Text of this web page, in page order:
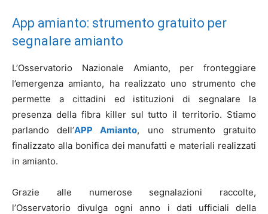
App amianto: strumento gratuito per
segnalare amianto
L’Osservatorio Nazionale Amianto, per fronteggiare
l’emergenza amianto, ha realizzato uno strumento che
permette a cittadini ed istituzioni di segnalare la
presenza della fibra killer sul tutto il territorio. Stiamo
parlando dell’APP Amianto, uno strumento gratuito
finalizzato alla bonifica dei manufatti e materiali realizzati
in amianto.
Grazie alle numerose segnalazioni raccolte,
l’Osservatorio divulga ogni anno i dati ufficiali della